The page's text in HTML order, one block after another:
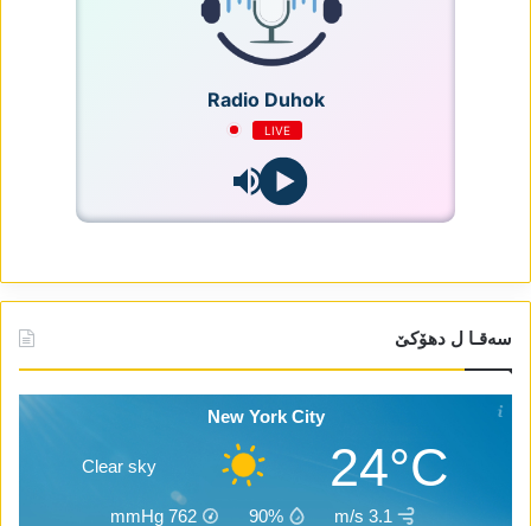
Radio Duhok
LIVE
سەقـا ل دھۆکێ
New York City
24°C
Clear sky
3.1 m/s
90%
762
mmHg